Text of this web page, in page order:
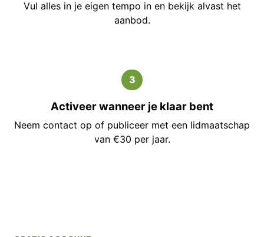
Vul alles in je eigen tempo in en bekijk alvast het
aanbod.
3
Activeer wanneer je klaar bent
Neem contact op of publiceer met een lidmaatschap
van €30 per jaar.